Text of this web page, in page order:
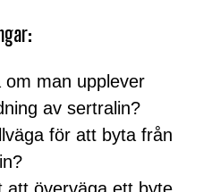
man upplever
av sertralin?
för att byta från